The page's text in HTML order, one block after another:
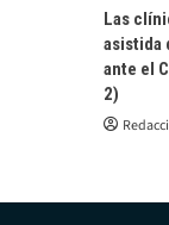
Las
asistida
ante el
2)